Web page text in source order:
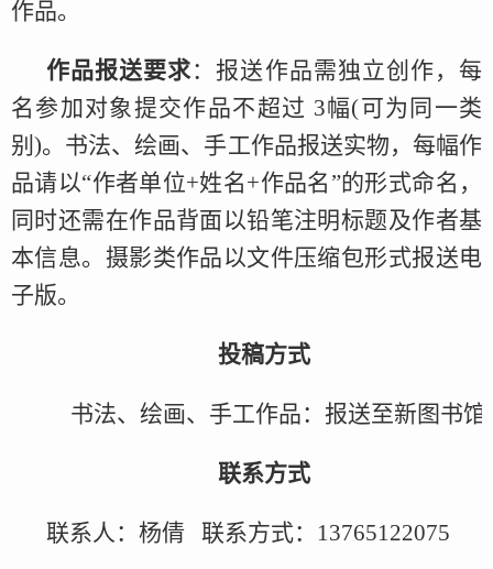
作品。
作品报送要求：报送作品需独立创作，每
名参加对象提交作品不超过 3幅(可为同一类
别)。书法、绘画、手工作品报送实物，每幅作
品请以“作者单位+姓名+作品名”的形式命名，
同时还需在作品背面以铅笔注明标题及作者基
本信息。摄影类作品以文件压缩包形式报送电
子版。
投稿方式
书法、绘画、手工作品：报送至新图书
联系方式
联系人：杨倩 联系方式：13765122075